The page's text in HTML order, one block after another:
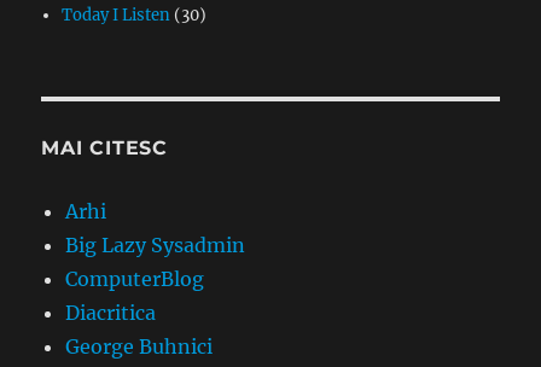
Today I Listen(30)
MAI CITESC
Arhi
Big Lazy Sysadmin
ComputerBlog
Diacritica
George Buhnici